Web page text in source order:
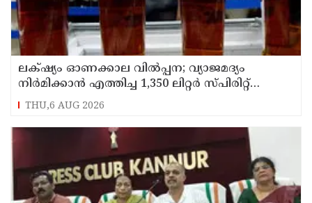
ലക്‌ഷ്യം ഓണക്കാല വിൽപ്പന; വ്യാജമദ്യം
നിർമിക്കാൻ എത്തിച്ച 1,350 ലിറ്റർ സ്പിരിറ്റ്
പിടികൂടി; രണ്ട് പേർ അറസ്റ്റിൽ
THU,6 AUG 2026